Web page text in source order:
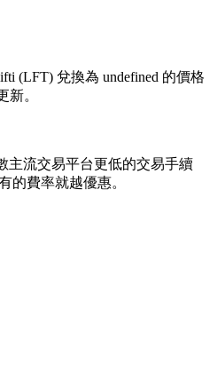
(LFT) 兌換為 undefined 的價格
新。
主流交易平台更低的交易手續
的費率就越優惠。